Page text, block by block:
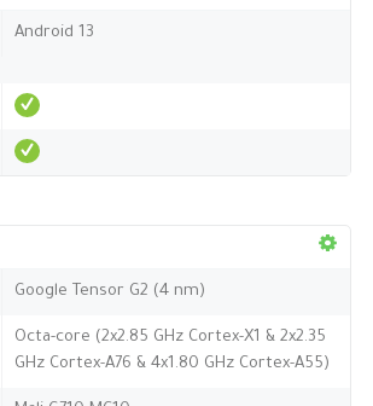
Android 13
Google Tensor G2 (4 nm)
Octa-core (2x2.85 GHz Cortex-X1 & 2x2.35
GHz Cortex-A76 & 4x1.80 GHz Cortex-A55)